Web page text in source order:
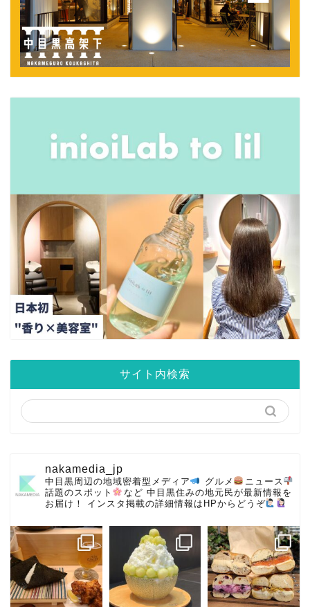
サイト内検索
nakamedia_jp
中目黒周辺の地域密着型メディア グルメ
ニュース
話題のスポット
など 中目黒住みの地元民が最新情報を
お届け！
インスタ掲載の詳細情報はHPからどうぞ